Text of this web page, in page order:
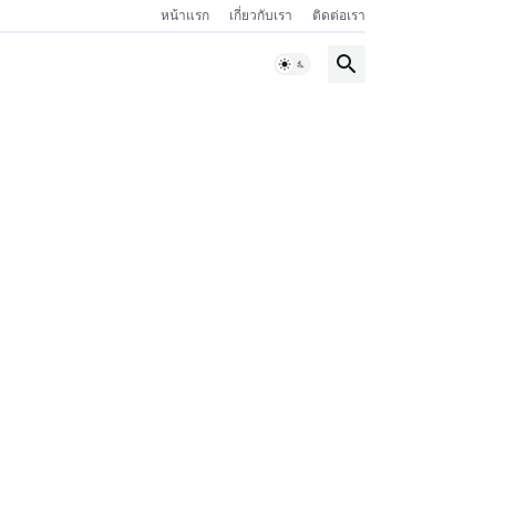
หน้าแรก เกี่ยวกับเรา ติดต่อเรา